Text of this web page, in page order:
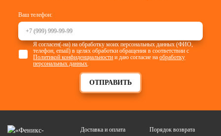
Ваш телефон:
ОТПРАВИТЬ
Я согласен(-на) на обработку моих персональных данных (ФИО,
телефон, email) в целях обработки обращения в соответствии с
Политикой конфиденциальности и даю согласие наобработку
персональных данных
Доставка и оплата
Порядок возврата